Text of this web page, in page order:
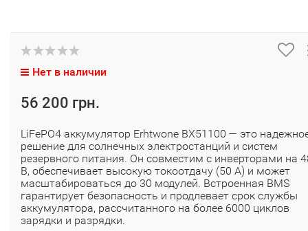
Нет в наличии
56 200 грн.
LiFePO4 аккумулятор Erhtwone BX51100 — это
решение для солнечных электростанций и систем
резервного питания. Он совместим с инверторами на
В, обеспечивает высокую токоотдачу (50 А) и может
масштабироваться до 30 модулей. Встроенная BMS
гарантирует безопасность и продлевает срок службы
аккумулятора, рассчитанного на более 6000 циклов
зарядки и разрядки.